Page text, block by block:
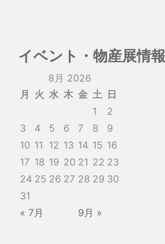
イベント・物産展情報
8月 2026
月 火 水 木 金 土 日
1
2
3
4 5 6 7 8
9
10 11 12 13 14 15 16
17 18 19 20 21 22 23
24 25 26 27 28 29 30
31
« 7月
9月 »